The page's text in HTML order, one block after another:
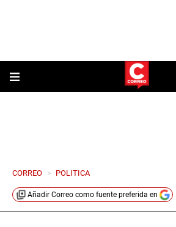
CORREO > POLITICA
Añadir Correo como fuente preferida en